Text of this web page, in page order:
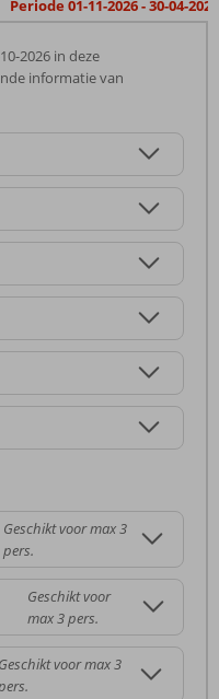
Periode 01-11-2026 - 30-04-2027
2026 in deze
informatie van
Geschikt voor max 3
pers.
Geschikt voor
max 3 pers.
Geschikt voor max 3